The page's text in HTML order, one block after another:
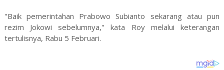
"Baik pemerintahan Prabowo Subianto sekarang atau pun
rezim Jokowi sebelumnya," kata Roy melalui keterangan
tertulisnya, Rabu 5 Februari.